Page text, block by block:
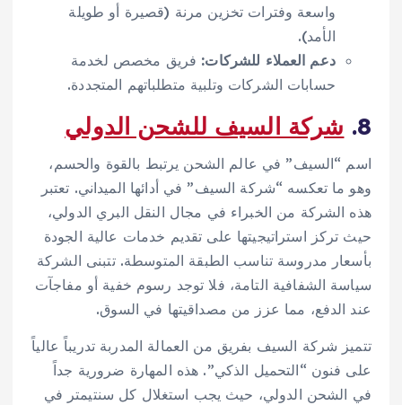
واسعة وفترات تخزين مرنة (قصيرة أو طويلة
الأمد).
دعم العملاء للشركات: فريق مخصص لخدمة
حسابات الشركات وتلبية متطلباتهم المتجددة.
8. شركة السيف للشحن الدولي
اسم “السيف” في عالم الشحن يرتبط بالقوة والحسم،
وهو ما تعكسه “شركة السيف” في أدائها الميداني. تعتبر
هذه الشركة من الخبراء في مجال النقل البري الدولي،
حيث تركز استراتيجيتها على تقديم خدمات عالية الجودة
بأسعار مدروسة تناسب الطبقة المتوسطة. تتبنى الشركة
سياسة الشفافية التامة، فلا توجد رسوم خفية أو مفاجآت
عند الدفع، مما عزز من مصداقيتها في السوق.
تتميز شركة السيف بفريق من العمالة المدربة تدريباً عالياً
على فنون “التحميل الذكي”. هذه المهارة ضرورية جداً
في الشحن الدولي، حيث يجب استغلال كل سنتيمتر في